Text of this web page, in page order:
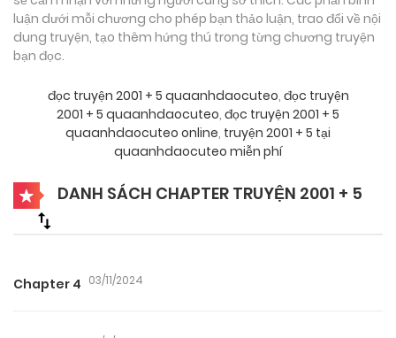
luận dưới mỗi chương cho phép bạn thảo luận, trao đổi về nội
dung truyện, tạo thêm hứng thú trong từng chương truyện
bạn đọc.
đọc truyện 2001 + 5 quaanhdaocuteo, đọc truyện
2001 + 5 quaanhdaocuteo, đọc truyện 2001 + 5
quaanhdaocuteo online, truyện 2001 + 5 tại
quaanhdaocuteo miễn phí
DANH SÁCH CHAPTER TRUYỆN 2001 + 5
Chapter 4 03/11/2024